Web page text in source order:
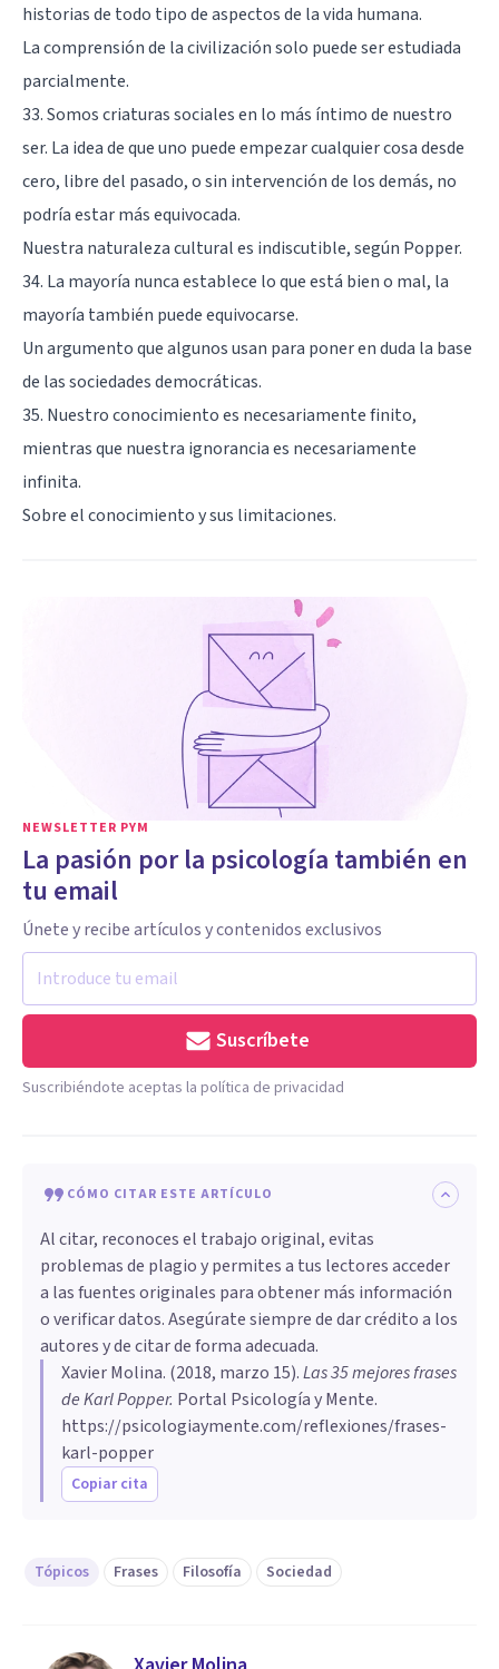
historias de todo tipo de aspectos de la vida humana.
La comprensión de la civilización solo puede ser estudiada
parcialmente.
33. Somos criaturas sociales en lo más íntimo de nuestro
ser. La idea de que uno puede empezar cualquier cosa desde
cero, libre del pasado, o sin intervención de los demás, no
podría estar más equivocada.
Nuestra naturaleza cultural es indiscutible, según Popper.
34. La mayoría nunca establece lo que está bien o mal, la
mayoría también puede equivocarse.
Un argumento que algunos usan para poner en duda la base
de las sociedades democráticas.
35. Nuestro conocimiento es necesariamente finito,
mientras que nuestra ignorancia es necesariamente
infinita.
Sobre el conocimiento y sus limitaciones.
NEWSLETTER PYM
La pasión por la psicología también en
tu email
Únete y recibe artículos y contenidos exclusivos
Suscríbete
Suscribiéndote aceptas la política de privacidad
CÓMO CITAR ESTE ARTÍCULO
Al citar, reconoces el trabajo original, evitas
problemas de plagio y permites a tus lectores acceder
a las fuentes originales para obtener más información
o verificar datos. Asegúrate siempre de dar crédito a los
autores y de citar de forma adecuada.
Xavier Molina. (2018, marzo 15).Las 35 mejores frases
de Karl Popper. Portal Psicología y Mente.
https://psicologiaymente.com/reflexiones/frases-
karl-popper
Copiar cita
Tópicos Frases Filosofía Sociedad